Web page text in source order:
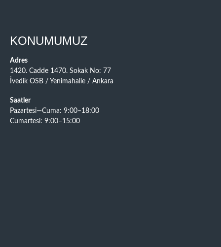
KONUMUMUZ
Adres
1420. Cadde 1470. Sokak No: 77
İvedik OSB / Yenimahalle / Ankara
Saatler
Pazartesi—Cuma: 9:00–18:00
Cumartesi: 9:00–15:00